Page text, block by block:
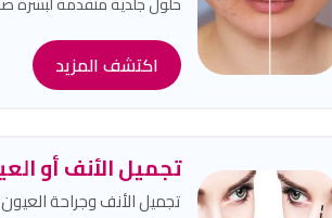
اكتشف المزيد
تجميل الأنف أو
تجميل الأنف وجراحة العيون